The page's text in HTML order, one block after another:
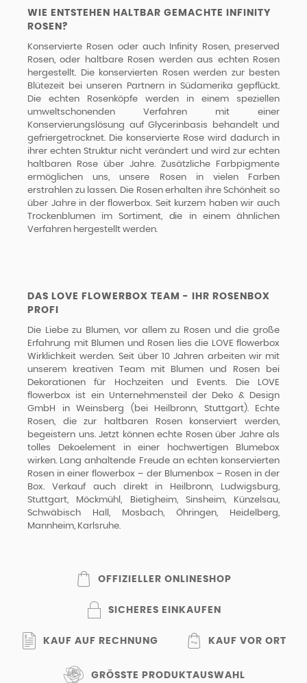
WIE ENTSTEHEN HALTBAR GEMACHTE INFINITY
ROSEN?
Konservierte Rosen oder auch Infinity Rosen, preserved
Rosen, oder haltbare Rosen werden aus echten Rosen
hergestellt. Die konservierten Rosen werden zur besten
Blütezeit bei unseren Partnern in Südamerika gepflückt.
Die echten Rosenköpfe werden in einem speziellen
umweltschonenden Verfahren mit einer
Konservierungslösung auf Glycerinbasis behandelt und
gefriergetrocknet. Die konservierte Rose wird dadurch in
ihrer echten Struktur nicht verändert und wird zur echten
haltbaren Rose über Jahre. Zusätzliche Farbpigmente
ermöglichen uns, unsere Rosen in vielen Farben
erstrahlen zu lassen. Die Rosen erhalten ihre Schönheit so
über Jahre in der flowerbox. Seit kurzem haben wir auch
Trockenblumen im Sortiment, die in einem ähnlichen
Verfahren hergestellt werden.
DAS LOVE FLOWERBOX TEAM - IHR ROSENBOX
PROFI
Die Liebe zu Blumen, vor allem zu Rosen und die große
Erfahrung mit Blumen und Rosen lies die LOVE flowerbox
Wirklichkeit werden. Seit über 10 Jahren arbeiten wir mit
unserem kreativen Team mit Blumen und Rosen bei
Dekorationen für Hochzeiten und Events. Die LOVE
flowerbox ist ein Unternehmensteil der Deko & Design
GmbH in Weinsberg (bei Heilbronn, Stuttgart). Echte
Rosen, die zur haltbaren Rosen konserviert werden,
begeistern uns. Jetzt können echte Rosen über Jahre als
tolles Dekoelement in einer hochwertigen Blumebox
wirken. Lang anhaltende Freude an echten konservierten
Rosen in einer flowerbox – der Blumenbox – Rosen in der
Box. Verkauf auch direkt in Heilbronn, Ludwigsburg,
Stuttgart, Möckmühl, Bietigheim, Sinsheim, Künzelsau,
Schwäbisch Hall, Mosbach, Öhringen, Heidelberg,
Mannheim, Karlsruhe.
OFFIZIELLER ONLINESHOP
SICHERES EINKAUFEN
KAUF AUF RECHNUNG KAUF VOR ORT
GRÖSSTE PRODUKTAUSWAHL